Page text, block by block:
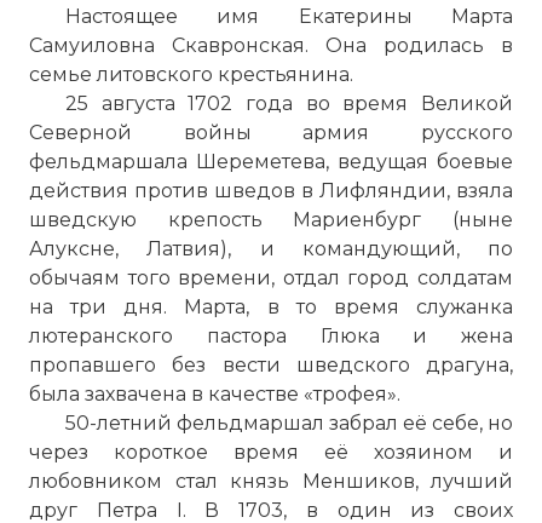
Настоящее имя Екатерины Марта
Самуиловна Скавронская. Она родилась в
семье литовского крестьянина.
25 августа 1702 года во время Великой
Северной войны армия русского
фельдмаршала Шереметева, ведущая боевые
действия против шведов в Лифляндии, взяла
шведскую крепость Мариенбург (ныне
Алуксне, Латвия), и командующий, по
обычаям того времени, отдал город солдатам
на три дня. Марта, в то время служанка
лютеранского пастора Глюка и жена
пропавшего без вести шведского драгуна,
была захвачена в качестве «трофея».
50-летний фельдмаршал забрал её себе, но
через короткое время её хозяином и
любовником стал князь Меншиков, лучший
друг Петра I. В 1703, в один из своих